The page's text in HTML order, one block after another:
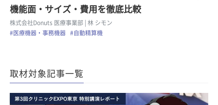
機能面・サイズ・費用を徹底比較
株式会社Donuts 医療事業部
| 林 シモン
#医療機器・事務機器
#自動精算機
取材対象記事一覧